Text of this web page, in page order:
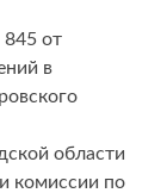
от
в
области
комиссии по